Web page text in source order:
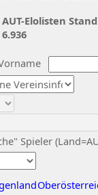
Spieler
AUT-Elolisten
6.936